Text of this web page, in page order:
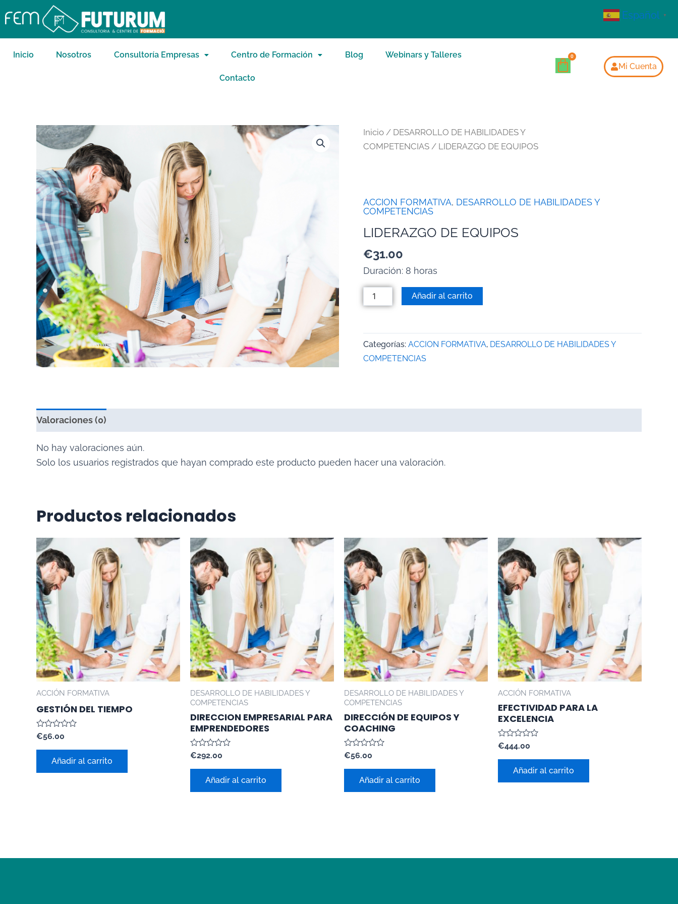
Inicio Nosotros Consultoría Empresas Centro de Formación Blog Webinars y Talleres
Contacto
Mi Cuenta
Inicio / DESARROLLO DE HABILIDADES Y
COMPETENCIAS / LIDERAZGO DE EQUIPOS
ACCION FORMATIVA, DESARROLLO DE HABILIDADES Y
COMPETENCIAS
LIDERAZGO DE EQUIPOS
€31.00
Duración: 8 horas
Añadir al carrito
Categorías: ACCION FORMATIVA, DESARROLLO DE HABILIDADES Y
COMPETENCIAS
Valoraciones (0)
No hay valoraciones aún.
Solo los usuarios registrados que hayan comprado este producto pueden hacer una valoración.
Productos relacionados
ACCIÓN FORMATIVA
GESTIÓN DEL TIEMPO
Valorado
con
0
€56.00
Añadir al carrito
DESARROLLO DE HABILIDADES Y
COMPETENCIAS
DIRECCION EMPRESARIAL PARA
EMPRENDEDORES
Valorado
0
€292.00
Añadir al carrito
DESARROLLO DE HABILIDADES Y
COMPETENCIAS
DIRECCIÓN DE EQUIPOS Y
COACHING
Valorado
con
0
€56.00
Añadir al carrito
ACCIÓN FORMATIVA
EFECTIVIDAD PARA LA
EXCELENCIA
Valorado
con
0
€444.00
Añadir al carrito
Español ▼